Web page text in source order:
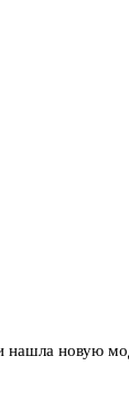
нашла новую